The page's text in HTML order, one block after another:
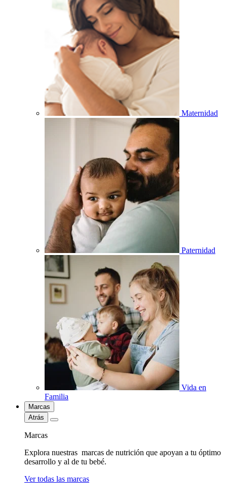
Maternidad
Paternidad
Vida en
Familia
Marcas
Atrás
Marcas
Explora nuestras marcas de nutrición que apoyan a tu óptimo
desarrollo y al de tu bebé.
Ver todas las marcas